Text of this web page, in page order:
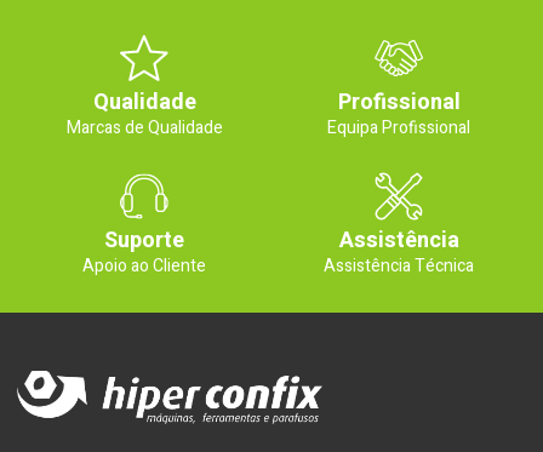
Qualidade
Marcas de Qualidade
Profissional
Equipa Profissional
Suporte
Apoio ao Cliente
Assistência
Assistência Técnica